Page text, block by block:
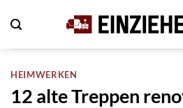
Inhalt
springen
HEIMWERKEN
12 alte Treppen